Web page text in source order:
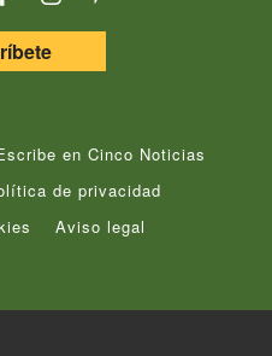
en Cinco Noticias
de privacidad
Aviso legal